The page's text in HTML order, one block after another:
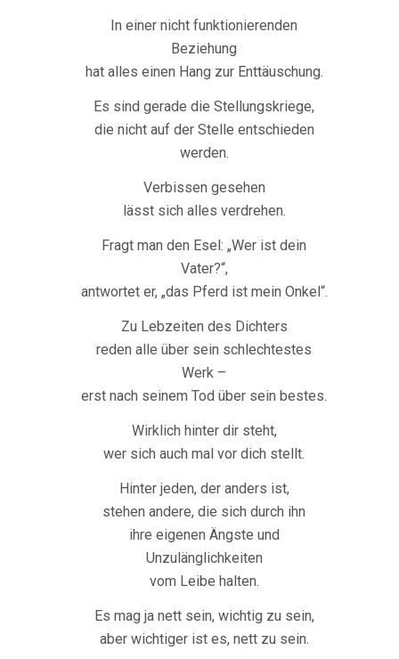
In einer nicht funktionierenden
Beziehung
hat alles einen Hang zur Enttäuschung.
Es sind gerade die Stellungskriege,
die nicht auf der Stelle entschieden
werden.
Verbissen gesehen
lässt sich alles verdrehen.
Fragt man den Esel: „Wer ist dein
Vater?“,
antwortet er, „das Pferd ist mein Onkel“.
Zu Lebzeiten des Dichters
reden alle über sein schlechtestes
Werk –
erst nach seinem Tod über sein bestes.
Wirklich hinter dir steht,
wer sich auch mal vor dich stellt.
Hinter jeden, der anders ist,
stehen andere, die sich durch ihn
ihre eigenen Ängste und
Unzulänglichkeiten
vom Leibe halten.
Es mag ja nett sein, wichtig zu sein,
aber wichtiger ist es, nett zu sein.